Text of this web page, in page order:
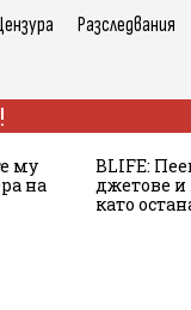
Разследвания
му
на
BLIFE:
джетове
като